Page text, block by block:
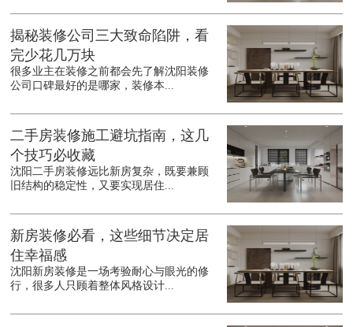
揭秘装修公司三大致命陷阱，看
完少花几万块
很多业主在装修之前都会先了解沈阳装修
公司口碑最好的是哪家，装修本...
二手房装修施工避坑指南，这几
个技巧必收藏
沈阳二手房装修远比新房复杂，既要兼顾
旧结构的稳定性，又要实现居住...
新房装修必看，这些细节决定居
住幸福感
沈阳新房装修是一场考验耐心与眼光的修
行，很多人只顾着整体风格设计...